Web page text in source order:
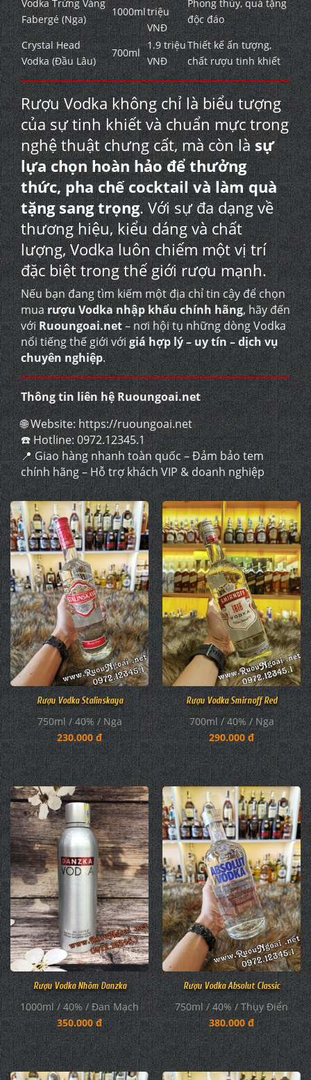
Vodka Trứng Vàng
Fabergé (Nga)
1000mltriệu
VNĐ
Phong thủy, quà tặng
độc đáo
Crystal Head
Vodka (Đầu Lâu)
700ml
1.9 triệu
VNĐ
Thiết kế ấn tượng,
chất rượu tinh khiết
Rượu Vodka không chỉ là biểu tượng
của sự tinh khiết và chuẩn mực trong
nghệ thuật chưng cất, mà còn làsự
lựa chọn hoàn hảo để thưởng
thức, pha chế cocktail và làm quà
tặng sang trọng. Với sự đa dạng về
thương hiệu, kiểu dáng và chất
lượng, Vodka luôn chiếm một vị trí
đặc biệt trong thế giới rượu mạnh.
Nếu bạn đang tìm kiếm một địa chỉ tin cậy để chọn
muarượu Vodka nhập khẩu chính hãng, hãy đến
vớiRuoungoai.net– nơi hội tụ những dòng Vodka
nổi tiếng thế giới vớigiá hợp lý – uy tín – dịch vụ
chuyên nghiệp.
Thông tin liên hệ Ruoungoai.net
🌐 Website:https://ruoungoai.net
☎️ Hotline:0972.12345.1
📍 Giao hàng nhanh toàn quốc – Đảm bảo tem
chính hãng – Hỗ trợ khách VIP & doanh nghiệp
Rượu Vodka Stalinskaya
750ml / 40% / Nga
230.000 đ
Rượu Vodka Smirnoff Red
700ml / 40% / Nga
290.000 đ
Rượu Vodka Nhôm Danzka
1000ml / 40% / Đan Mạch
350.000 đ
Rượu Vodka Absolut Classic
750ml / 40% / Thụy Điển
380.000 đ